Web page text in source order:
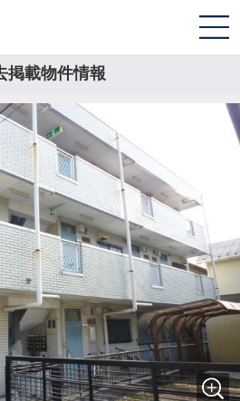
掲載物件情報